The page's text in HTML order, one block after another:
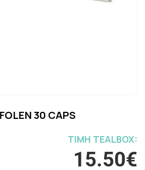
30 CAPS
ΤΙΜH TEALBOX:
15.50€